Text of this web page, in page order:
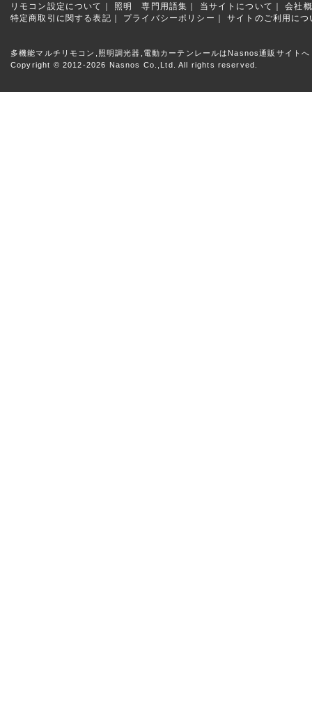
リモコン設定について｜ 照明 専門用語集｜ 当サイトについて｜
会社
特定商取引に関する表記｜
プライバシーポリシー｜ サイトのご利用につ
多機能マルチリモコン,照明調光器,電動カーテンレールはNasnos通販サイトへ
Copyright © 2012-2026 Nasnos Co.,Ltd. All rights reserved.